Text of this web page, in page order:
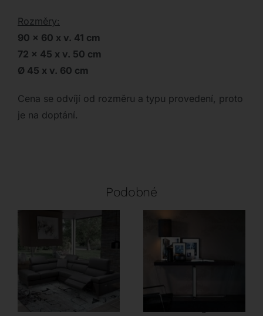
Rozměry:
90 x 60 x v. 41 cm
72 x 45 x v. 50 cm
Ø 45 x v. 60 cm
Cena se odvíjí od rozměru a typu provedení, proto
je na doptání.
Podobné